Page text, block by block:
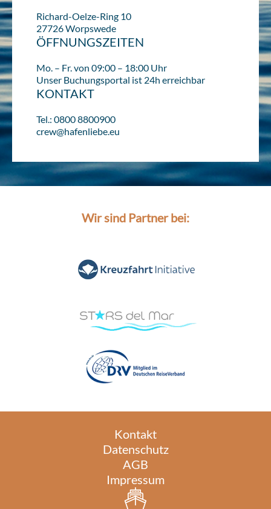
Richard-Oelze-Ring 10
27726 Worpswede
ÖFFNUNGSZEITEN
Mo. – Fr. von 09:00 – 18:00 Uhr
Unser Buchungsportal ist 24h erreichbar
KONTAKT
Tel.: 0800 8800900
crew@hafenliebe.eu
Wir sind Partner bei:
Kontakt
Datenschutz
AGB
Impressum